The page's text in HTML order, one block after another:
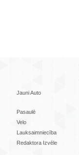
Jauni Auto
Pasaulē
Velo
Lauksaimniecība
Redaktora Izvēle